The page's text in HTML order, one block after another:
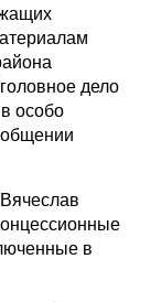
дело
особо
в